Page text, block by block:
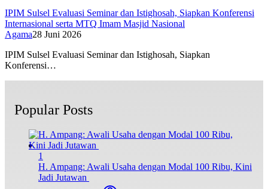
IPIM Sulsel Evaluasi Seminar dan Istighosah, Siapkan Konferensi
Internasional serta MTQ Imam Masjid Nasional
Agama28 Juni 2026
IPIM Sulsel Evaluasi Seminar dan Istighosah, Siapkan
Konferensi…
Popular Posts
1
H. Ampang: Awali Usaha dengan Modal 100 Ribu, Kini
Jadi Jutawan